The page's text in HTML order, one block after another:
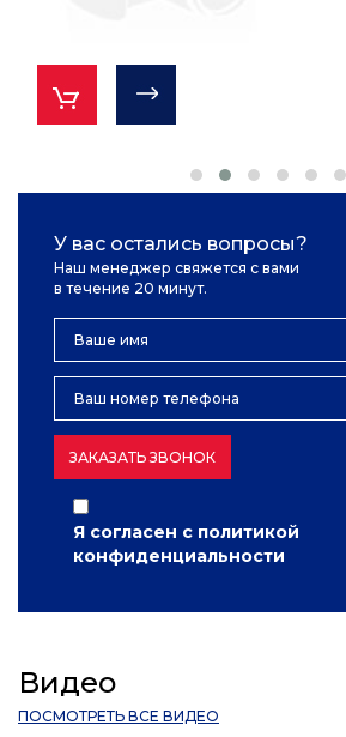
У вас остались вопросы?
Наш менеджер свяжется с вами
в течение 20 минут.
ЗАКАЗАТЬ ЗВОНОК
Я согласен с политикой
конфиденциальности
Видео
ПОСМОТРЕТЬ ВСЕ ВИДЕО